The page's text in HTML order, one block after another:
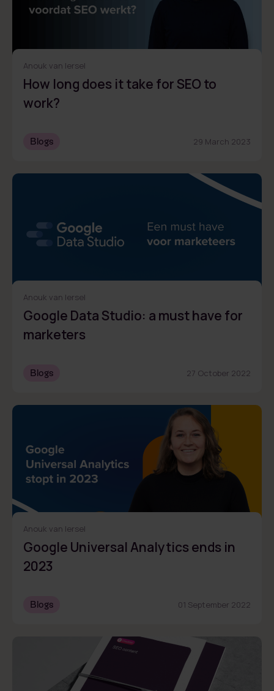
Anouk van Iersel
How long does it take for SEO to
work?
Blogs 29 March 2023
Anouk van Iersel
Google Data Studio: a must have for
marketers
Blogs 27 October 2022
Anouk van Iersel
Google Universal Analytics ends in
2023
Blogs 01 September 2022